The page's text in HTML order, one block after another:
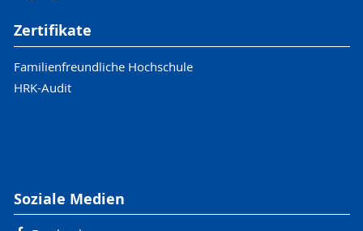
Zertifikate
Familienfreundliche Hochschule
HRK-Audit
Soziale Medien